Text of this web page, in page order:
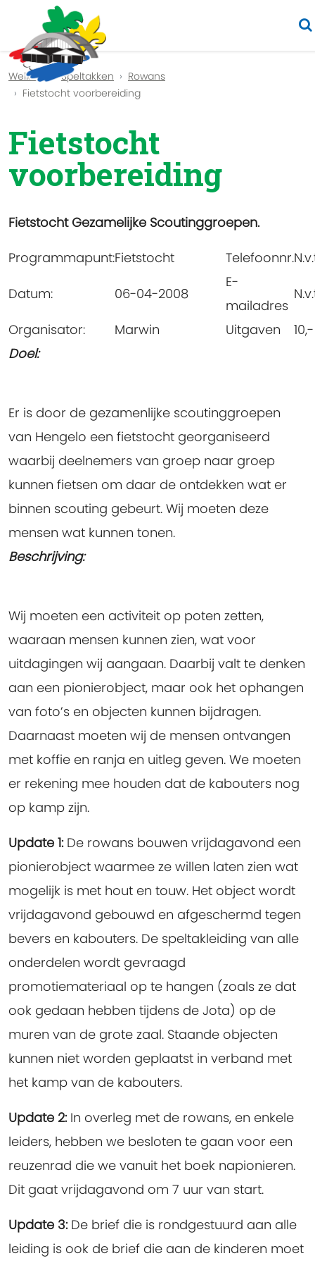
Previous
Welkom Speltakken
Rowans
Fietstocht voorbereiding
Fietstocht
voorbereiding
Fietstocht Gezamelijke Scoutinggroepen.
Programmapunt:Fietstocht Telefoonnr.
Datum: 06-04-2008
E-
mailadres
Organisator: Marwin Uitgaven
10,-
Doel:
Er is door de gezamenlijke scoutinggroepen
van Hengelo een fietstocht georganiseerd
waarbij deelnemers van groep naar groep
kunnen fietsen om daar de ontdekken wat er
binnen scouting gebeurt. Wij moeten deze
mensen wat kunnen tonen.
Beschrijving:
Wij moeten een activiteit op poten zetten,
waaraan mensen kunnen zien, wat voor
uitdagingen wij aangaan. Daarbij valt te denken
aan een pionierobject, maar ook het ophangen
van foto’s en objecten kunnen bijdragen.
Daarnaast moeten wij de mensen ontvangen
met koffie en ranja en uitleg geven. We moeten
er rekening mee houden dat de kabouters nog
op kamp zijn.
Update 1:De rowans bouwen vrijdagavond een
pionierobject waarmee ze willen laten zien wat
mogelijk is met hout en touw. Het object wordt
vrijdagavond gebouwd en afgeschermd tegen
bevers en kabouters. De speltakleiding van alle
onderdelen wordt gevraagd
promotiemateriaal op te hangen (zoals ze dat
ook gedaan hebben tijdens de Jota) op de
muren van de grote zaal. Staande objecten
kunnen niet worden geplaatst in verband met
het kamp van de kabouters.
Update 2: In overleg met de rowans, en enkele
leiders, hebben we besloten te gaan voor een
reuzenrad die we vanuit het boek napionieren.
Dit gaat vrijdagavond om 7 uur van start.
Update 3:De brief die is rondgestuurd aan alle
leiding is ook de brief die aan de kinderen moet